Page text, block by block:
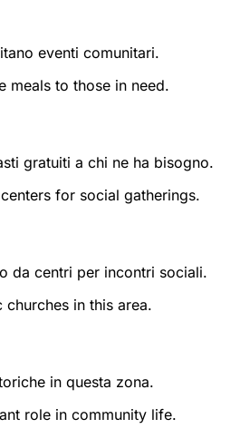
eventi comunitari.
meals to those in need.
gratuiti a chi ne ha bisogno.
for social gatherings.
da centri per incontri sociali.
in this area.
in questa zona.
role in community life.